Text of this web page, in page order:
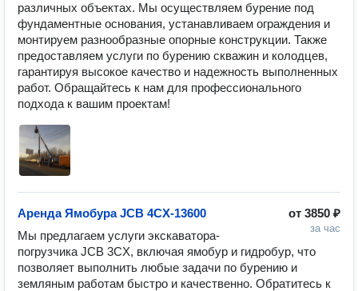
различных объектах. Мы осуществляем бурение под
фундаментные основания, устанавливаем ограждения и
монтируем разнообразные опорные конструкции. Также
предоставляем услуги по бурению скважин и колодцев,
гарантируя высокое качество и надежность выполненных
работ. Обращайтесь к нам для профессионального
подхода к вашим проектам!
от 3850 ₽
за час
Аренда Ямобура JCB 4CX-13600
Мы предлагаем услуги экскаватора-
погрузчика JCB 3CX, включая ямобур и гидробур, что
позволяет выполнить любые задачи по бурению и
земляным работам быстро и качественно. Обратитесь к